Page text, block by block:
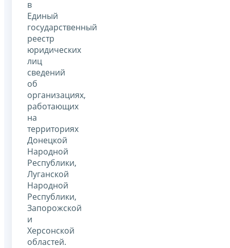
в
Единый
государственный
реестр
юридических
лиц
сведений
об
организациях,
работающих
на
территориях
Донецкой
Народной
Республики,
Луганской
Народной
Республики,
Запорожской
и
Херсонской
областей.